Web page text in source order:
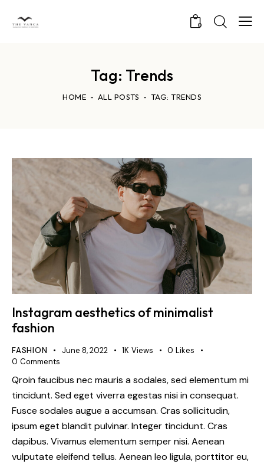
0
Tag: Trends
HOME ALL POSTS TAG: TRENDS
Instagram aesthetics of minimalist
fashion
FASHION June 8, 2022 1K Views 0 Likes
0 Comments
Qroin faucibus nec mauris a sodales, sed elementum mi
tincidunt. Sed eget viverra egestas nisi in consequat.
Fusce sodales augue a accumsan. Cras sollicitudin,
ipsum eget blandit pulvinar. Integer tincidunt. Cras
dapibus. Vivamus elementum semper nisi. Aenean
vulputate eleifend tellus. Aenean leo ligula, porttitor eu,